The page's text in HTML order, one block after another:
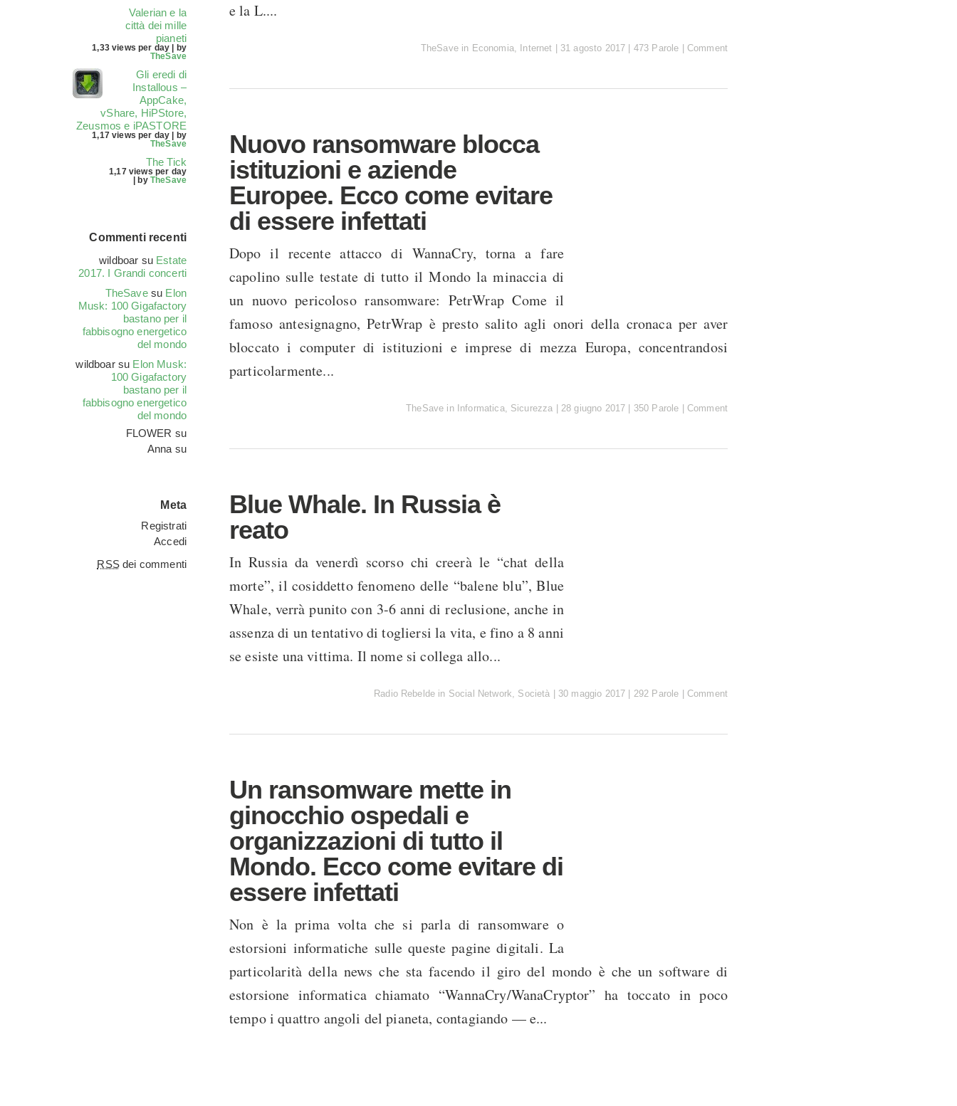
e la L....
TheSavein Economia, Internet 31 agosto 2017 473 Parole Comment
Nuovo ransomware blocca
istituzioni e aziende
Europee. Ecco come evitare
di essere infettati
Dopo il recente attacco di WannaCry, torna a fare
capolino sulle testate di tutto il Mondo la minaccia di
un nuovo pericoloso ransomware: PetrWrap Come il
famoso antesignagno, PetrWrap è presto salito agli onori della cronaca per aver
bloccato i computer di istituzioni e imprese di mezza Europa, concentrandosi
particolarmente...
TheSave in Informatica, Sicurezza 28 giugno 2017 350 Parole Comment
Blue Whale. In Russia è
reato
In Russia da venerdì scorso chi creerà le “chat della
morte”, il cosiddetto fenomeno delle “balene blu”, Blue
Whale, verrà punito con 3-6 anni di reclusione, anche in
assenza di un tentativo di togliersi la vita, e fino a 8 anni
se esiste una vittima. Il nome si collega allo...
Radio Rebelde in Social Network, Società 30 maggio 2017 292 Parole Comment
Un ransomware mette in
ginocchio ospedali e
organizzazioni di tutto il
Mondo. Ecco come evitare di
essere infettati
Non è la prima volta che si parla di ransomware o
estorsioni informatiche sulle queste pagine digitali. La
particolarità della news che sta facendo il giro del mondo è che un software di
estorsione informatica chiamato “WannaCry/WanaCryptor” ha toccato in poco
tempo i quattro angoli del pianeta, contagiando — e...
Valerian e la
città dei mille
pianeti
1,33 views per day | by
TheSave
Gli eredi di
Installous –
AppCake,
vShare, HiPStore,
Zeusmos e iPASTORE
1,17 views per day | by
TheSave
The Tick
1,17 views per day
|by TheSave
Commenti recenti
wildboar su Estate
2017. I Grandi concerti
TheSavesu Elon
Musk: 100 Gigafactory
bastano per il
fabbisogno energetico
del mondo
wildboarsu Elon Musk:
100 Gigafactory
bastano per il
fabbisogno energetico
del mondo
FLOWER su
Anna su
Meta
Registrati
Accedi
RSSdei commenti